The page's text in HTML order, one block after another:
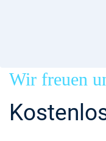
Wir freuen